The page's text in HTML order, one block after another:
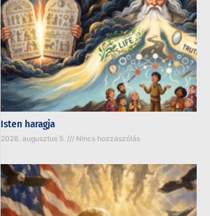
Isten haragja
2026. augusztus 5. Nincs hozzászólás